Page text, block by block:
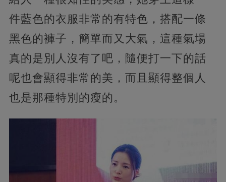
件藍色的衣服非常的有特色，搭配一條
黑色的褲子，簡單而又大氣，這種氣場
真的是別人沒有了吧，隨便打一下的話
呢也會顯得非常的美，而且顯得整個人
也是那種特別的瘦的。